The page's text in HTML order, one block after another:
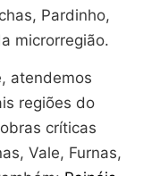
Pardinho,
microrregião.
atendemos
regiões do
críticas
Vale, Furnas,